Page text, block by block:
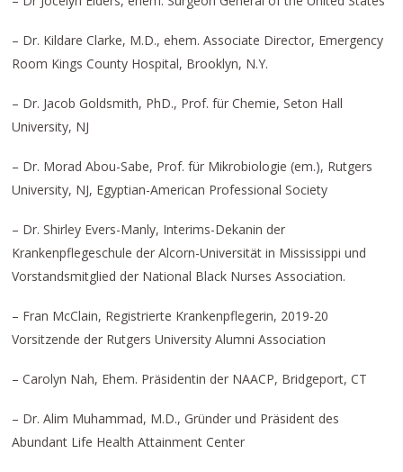
– Dr. Kildare Clarke, M.D., ehem. Associate Director, Emergency
Room Kings County Hospital, Brooklyn, N.Y.
– Dr. Jacob Goldsmith, PhD., Prof. für Chemie, Seton Hall
University, NJ
– Dr. Morad Abou-Sabe, Prof. für Mikrobiologie (em.), Rutgers
University, NJ, Egyptian-American Professional Society
– Dr. Shirley Evers-Manly, Interims-Dekanin der
Krankenpflegeschule der Alcorn-Universität in Mississippi und
Vorstandsmitglied der National Black Nurses Association.
– Fran McClain, Registrierte Krankenpflegerin, 2019-20
Vorsitzende der Rutgers University Alumni Association
– Carolyn Nah, Ehem. Präsidentin der NAACP, Bridgeport, CT
– Dr. Alim Muhammad, M.D., Gründer und Präsident des
Abundant Life Health Attainment Center